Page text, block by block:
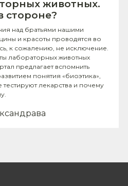
животных.
стороне?
над братьями нашими
и красоты проводятся во
к сожалению, не исключение.
лабораторных животных
предлагает вспомнить
понятия «биоэтика»,
тестируют лекарства и почему